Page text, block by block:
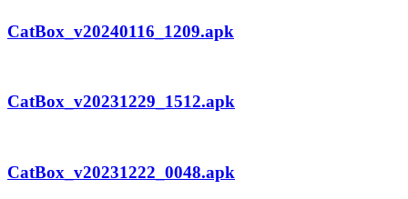
CatBox_v20240116_1209.apk
CatBox_v20231229_1512.apk
CatBox_v20231222_0048.apk